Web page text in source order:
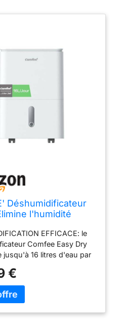
Déshumidificateur
l'humidité
ioniseur, 4 Modes,
Air Swing, Contrôle
pour pièces de 29-
Dry 16
EFFICACE: le
Comfee Easy Dry
jusqu'à 16 litres d'eau par
efficacement l'humidité et
en réduisant les
imposés aux
€